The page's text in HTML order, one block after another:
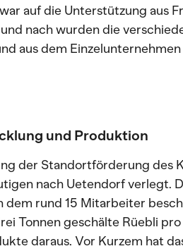
auf die Unterstützung aus
nach wurden die
aus dem
und Produktion
der Standortförderung des
nach Uetendorf verlegt.
dem rund 15 Mitarbeiter
Tonnen geschälte Rüebli
daraus. Vor Kurzem hat